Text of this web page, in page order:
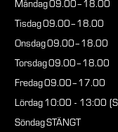
Måndag09.00–18.00
Tisdag09.00–18.00
Onsdag09.00–18.00
Torsdag09.00–18.00
Fredag09.00–17.00
Lördag10:00 - 13:00
SöndagSTÄNGT